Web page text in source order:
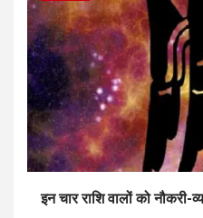
इन चार राशि वालों को नौकरी-